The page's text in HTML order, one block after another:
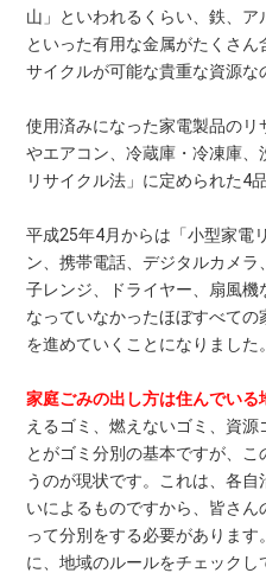
山」といわれるくらい、鉄、
といった有用な金属がたくさ
サイクルが可能な貴重な資源な
使用済みになった家電製品の
やエアコン、冷蔵庫・冷凍庫
リサイクル法」に定められた4
平成25年4月からは「小型家電
ン、携帯電話、デジタルカメ
子レンジ、ドライヤー、扇風機
なっていなかったほぼすべて
を進めていくことになりました。
家庭ごみの出し方は住んでい
えるゴミ、燃えないゴミ、資
とがゴミ分別の基本ですが、
うのが現状です。これは、各
いによるものですから、皆さ
って分別をする必要がありま
に、地域のルールをチェックし